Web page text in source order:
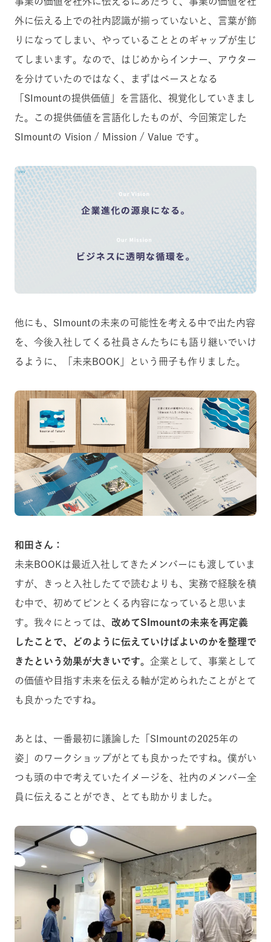
外に伝える上での社内認識が揃っていないと、言葉が飾
りになってしまい、やっていることとのギャップが生じ
てしまいます。なので、はじめからインナー、アウター
を分けていたのではなく、まずはベースとなる
「SImountの提供価値」を言語化、視覚化していきまし
た。この提供価値を言語化したものが、今回策定した
SImountの Vision / Mission / Value です。
他にも、SImountの未来の可能性を考える中で出た内容
を、今後入社してくる社員さんたちにも語り継いでいけ
るように、「未来BOOK」という冊子も作りました。
和田さん：
未来BOOKは最近入社してきたメンバーにも渡していま
すが、きっと入社したてで読むよりも、実務で経験を積
む中で、初めてピンとくる内容になっていると思いま
す。我々にとっては、 改めてSImountの未来を再定義
したことで、どのように伝えていけばよいのかを整理で
きたという効果が大きいです。 企業として、事業として
の価値や目指す未来を伝える軸が定められたことがとて
も良かったですね。
あとは、一番最初に議論した「SImountの2025年の
姿」のワークショップがとても良かったですね。僕がい
つも頭の中で考えていたイメージを、社内のメンバー全
員に伝えることができ、とても助かりました。